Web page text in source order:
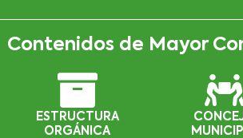
Contenidos de Mayor
ESTRUCTURA
ORGÁNICA